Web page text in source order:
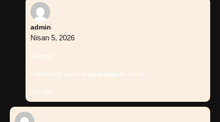
admin
Nisan 5, 2026
Rüzgar!
Fikirleriniz yazının doğallığını artırdı.
Yanıtla